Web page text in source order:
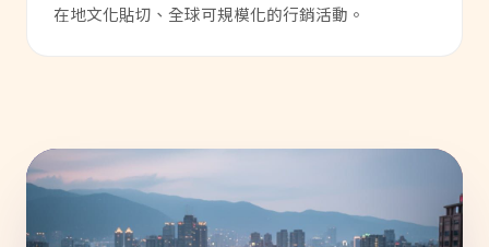
在地文化貼切、全球可規模化的行銷活動。